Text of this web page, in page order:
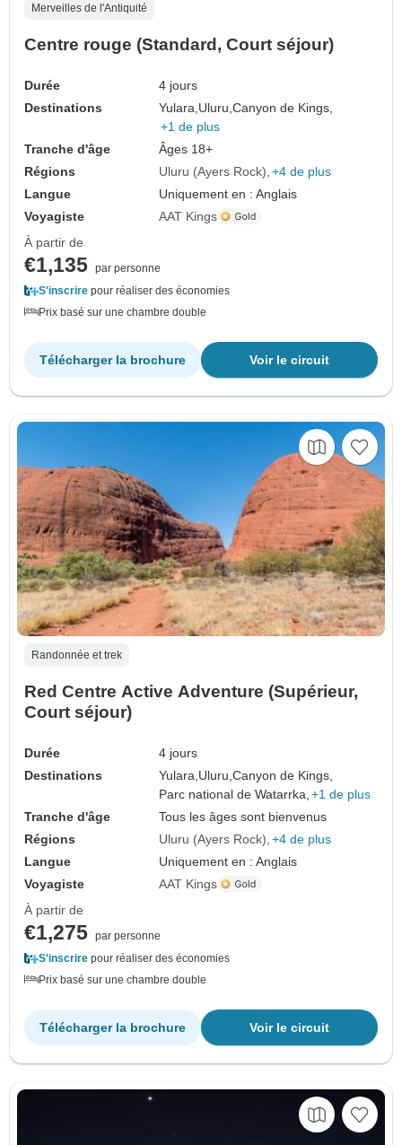
Merveilles de l'Antiquité
Centre rouge (Standard, Court séjour)
Durée
4 jours
Destinations
Yulara, Uluru,Canyon de Kings,
+1 de plus
Tranche d'âge
Âges 18+
Régions
Uluru (Ayers Rock) +4 de plus
Langue
Uniquement en : Anglais
Voyagiste
AAT Kings
À partir de
€1,135 par personne
S'inscrire pour réaliser des économies
Prix basé sur une chambre double
Voir le circuit
Télécharger la brochure
Randonnée et trek
Red Centre Active Adventure (Supérieur,
Court séjour)
Durée
4 jours
Destinations
Yulara, Uluru,Canyon de Kings,
Parc national de Watarrka, +1 de plus
Tranche d'âge
Tous les âges sont bienvenus
Régions
Uluru (Ayers Rock) +4 de plus
Langue
Uniquement en : Anglais
Voyagiste
AAT Kings
À partir de
€1,275 par personne
S'inscrire pour réaliser des économies
Prix basé sur une chambre double
Voir le circuit
Télécharger la brochure